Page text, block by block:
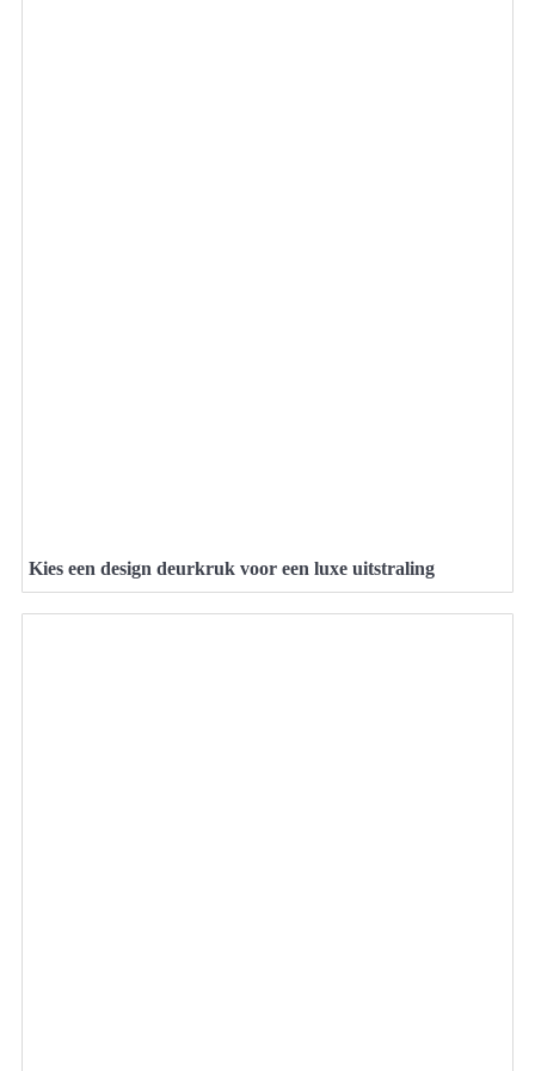
Kies een design deurkruk voor een luxe uitstraling